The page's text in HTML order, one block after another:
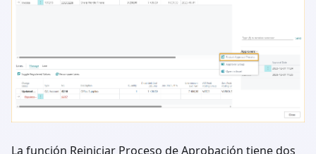
La función Reiniciar Proceso de Aprobación tiene dos